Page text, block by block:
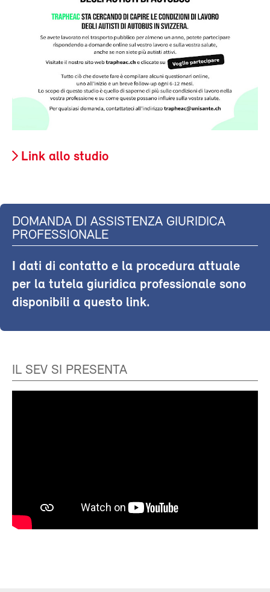
Link allo studio
DOMANDA DI ASSISTENZA GIURIDICA
PROFESSIONALE
I dati di contatto e la procedura attuale
per la tutela giuridica professionale sono
disponibili a questo link.
IL SEV SI PRESENTA